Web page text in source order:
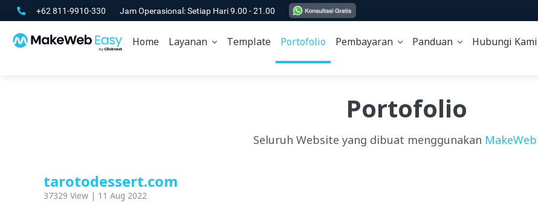
+62 811-9910-330 Jam Operasional: Setiap Hari 9.00 - 21.00
Home Layanan Template Portofolio Pembayaran Panduan Hubungi Kami
Portofolio
Seluruh Website yang dibuat menggunakan
tarotodessert.com
37329 View | 11 Aug 2022